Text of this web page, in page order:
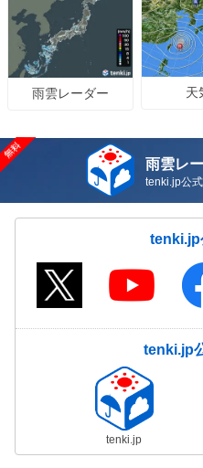
雨雲レーダー 天
雨雲レ
tenki.jp公
tenki.jp
tenki.jp
tenki.jp